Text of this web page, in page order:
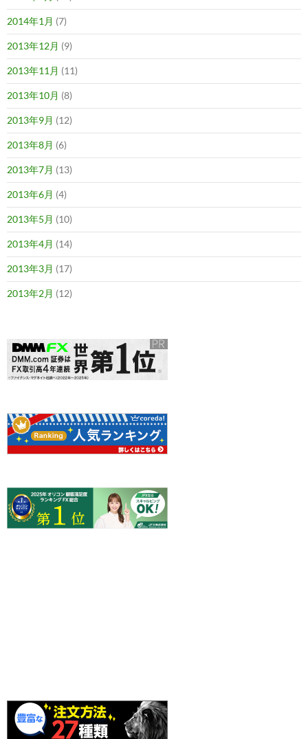
2014年1月 (7)
2013年12月 (9)
2013年11月 (11)
2013年10月 (8)
2013年9月 (12)
2013年8月 (6)
2013年7月 (13)
2013年6月 (4)
2013年5月 (10)
2013年4月 (14)
2013年3月 (17)
2013年2月 (12)